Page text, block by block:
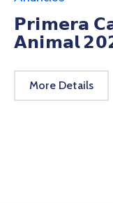
𝗣𝗿𝗶𝗺𝗲𝗿𝗮
𝗔𝗻𝗶𝗺𝗮𝗹
More Details